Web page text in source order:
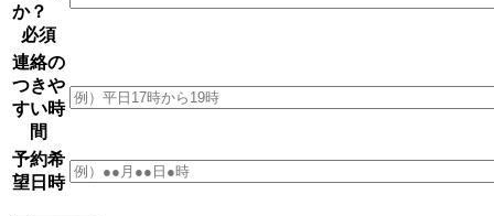
か？
必須
連絡の
つきや
すい時
間
予約希
望日時